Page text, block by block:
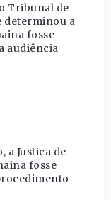
Tribunal de
determinou a
fosse
audiência
a Justiça de
fosse